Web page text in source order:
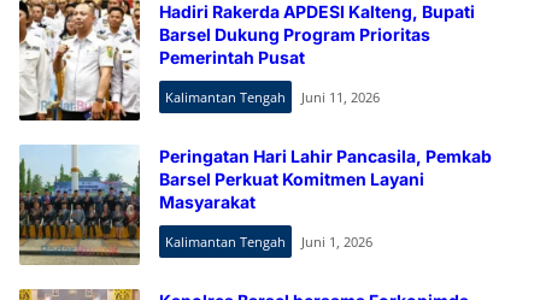
Hadiri Rakerda APDESI Kalteng, Bupati
Barsel Dukung Program Prioritas
Pemerintah Pusat
Kalimantan Tengah Juni 11, 2026
Peringatan Hari Lahir Pancasila, Pemkab
Barsel Perkuat Komitmen Layani
Masyarakat
Kalimantan Tengah Juni 1, 2026